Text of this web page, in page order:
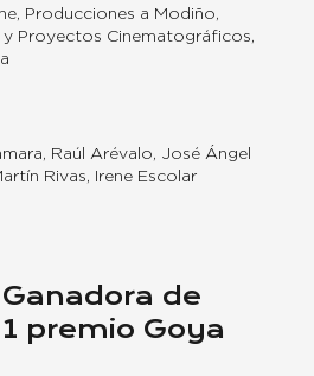
Producciones a Modiño,
Proyectos Cinematográficos,
Raúl Arévalo, José Ángel
Rivas, Irene Escolar
Ganadora de
1 premio Goya